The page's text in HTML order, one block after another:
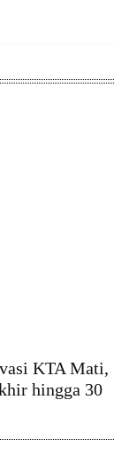
KTA Mati,
hingga 30